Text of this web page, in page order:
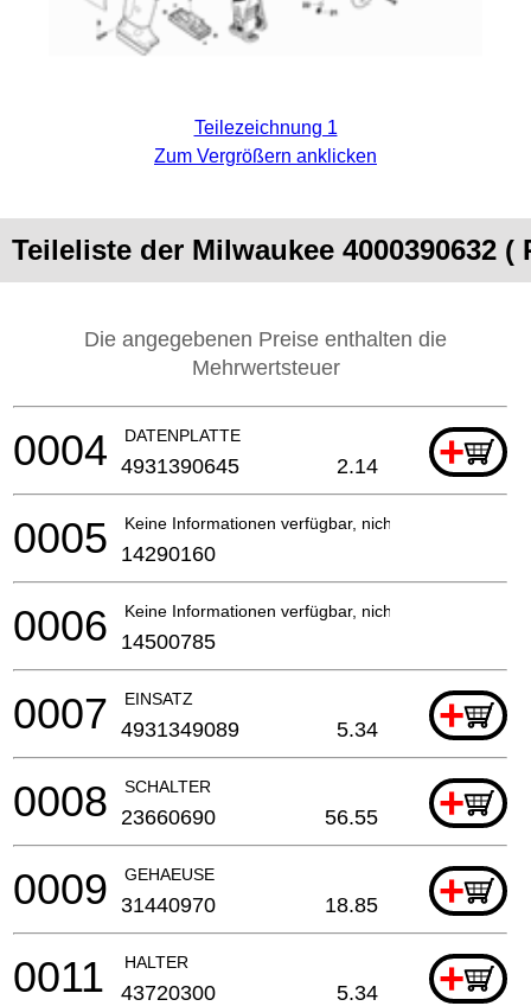
Teilezeichnung 1
Zum Vergrößern anklicken
Teileliste der Milwaukee 4000390632 (
Die angegebenen Preise enthalten die
Mehrwertsteuer
DATENPLATTE +
0004 4931390645 2.14
Keine Informationen verfügbar, nicht bestellbar
0005 14290160
Keine Informationen verfügbar, nicht bestellbar
0006 14500785
EINSATZ +
0007 4931349089 5.34
SCHALTER +
0008 23660690 56.55
GEHAEUSE +
0009 31440970 18.85
HALTER +
0011 43720300 5.34